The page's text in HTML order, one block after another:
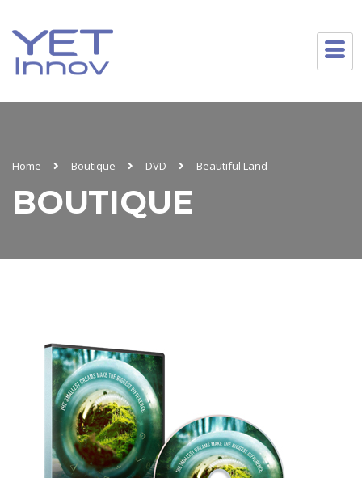
Home Boutique DVD Beautiful Land
BOUTIQUE